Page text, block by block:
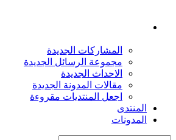
المشاركات الجديدة
مجموعة الرسائل الجديدة
الاحداث الجديدة
مقالات المدونة الجديدة
اجعل المنتديات مقروءة
المنتدى
المدونات